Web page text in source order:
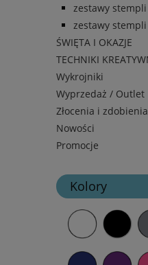
zestawy
zestawy
ŚWIĘTA I OKAZJE
TECHNIKI
Wykrojniki
Wyprzedaż / Outlet
Złocenia i zdobienia
Nowości
Promocje
Kolory